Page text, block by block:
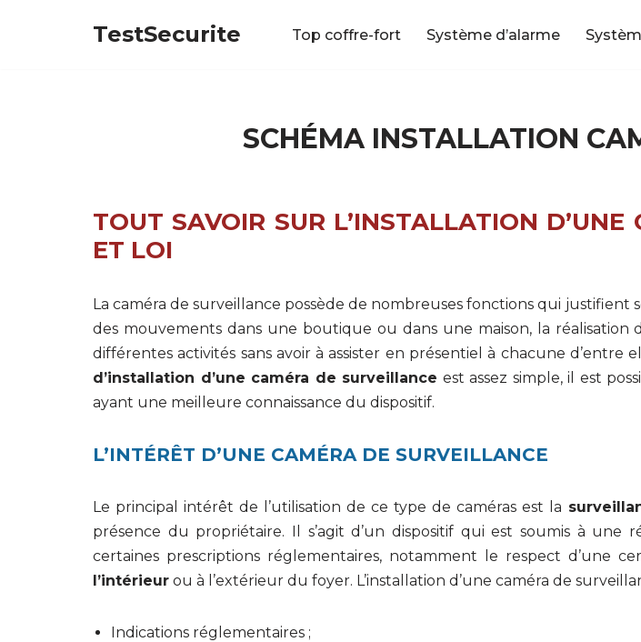
TestSecurite Top coffre-fort Système d’alarme
SCHÉMA INSTALLATION
TOUT SAVOIR SUR L’INSTALLATION
ET LOI
La caméra de surveillance possède de nombreuses fonctions qui justifient
des mouvements dans une boutique ou dans une maison, la
différentes activités sans avoir à assister en présentiel à chacune d’entre
d’installation d’une caméra de surveillance est assez simple, il est
ayant une meilleure connaissance du dispositif.
L’INTÉRÊT D’UNE CAMÉRA DE SURVEILLANCE
Le principal intérêt de l’utilisation de ce type de caméras est la
présence du propriétaire. Il s’agit d’un dispositif qui est soumis à une
certaines prescriptions réglementaires, notamment le respect d’une
l’intérieur ou à l’extérieur du foyer. L’installation d’une caméra de
Indications réglementaires ;